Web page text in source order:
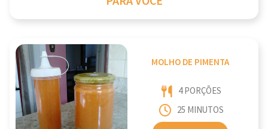
MOLHO DE PIMENTA
4 PORÇÕES
25 MINUTOS